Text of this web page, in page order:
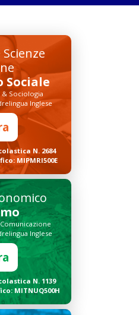
Sociale
& Sociologia
Inglese
N. 2684
MIPMRI500E
Inglese
N. 1139
MITNUQ500H